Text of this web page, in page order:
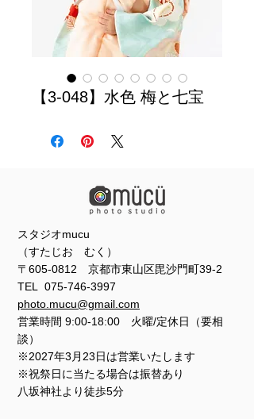
【3-048】水色 梅と七宝
スタジオmucu
（すたじお むく）
〒605-0812 京都市東山区毘沙門町39-2
TEL 075-746-3997
photo.mucu@gmail.com
営業時間 9:00-18:00 火曜/定休日（要相
談）
※2027年3月23日は営業いたします
※祝祭日に当たる場合は振替あり
​​八坂神社より徒歩5分